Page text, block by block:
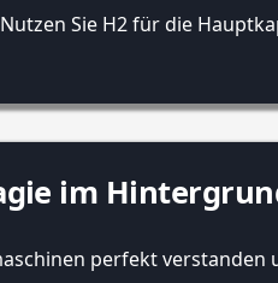
Sie H2 für die
im
perfekt